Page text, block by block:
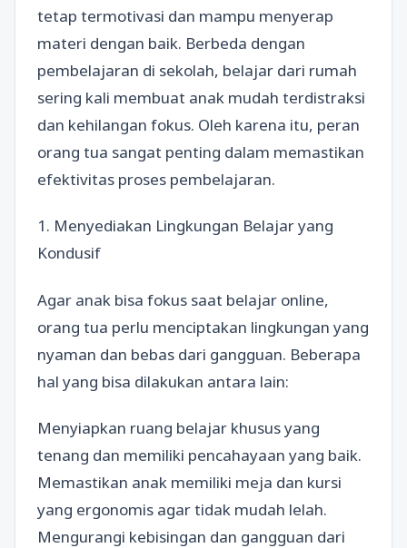
tetap termotivasi dan mampu menyerap
materi dengan baik. Berbeda dengan
pembelajaran di sekolah, belajar dari rumah
sering kali membuat anak mudah terdistraksi
dan kehilangan fokus. Oleh karena itu, peran
orang tua sangat penting dalam memastikan
efektivitas proses pembelajaran.
1. Menyediakan Lingkungan Belajar yang
Kondusif
Agar anak bisa fokus saat belajar online,
orang tua perlu menciptakan lingkungan yang
nyaman dan bebas dari gangguan. Beberapa
hal yang bisa dilakukan antara lain:
Menyiapkan ruang belajar khusus yang
tenang dan memiliki pencahayaan yang baik.
Memastikan anak memiliki meja dan kursi
yang ergonomis agar tidak mudah lelah.
Mengurangi kebisingan dan gangguan dari